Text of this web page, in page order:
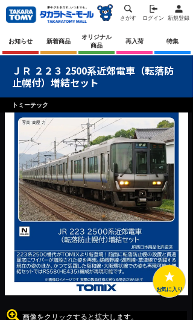
さがす ログイン 新規登録
お知らせ 新着商品
オリジナル
商品
再入荷 特集
ＪＲ ２２３ 2500系近郊電車（転落防
止幌付）増結セット
トミーテック
お気に入り
画像をクリックすると拡大します。